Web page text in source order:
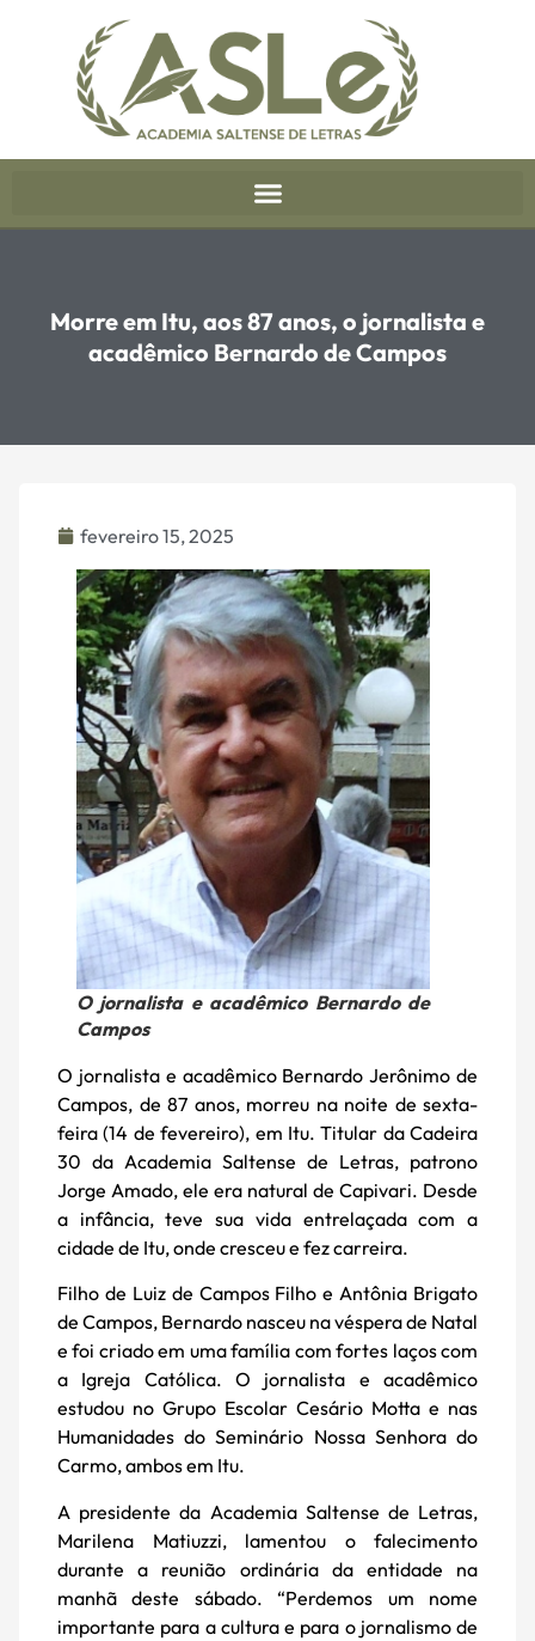
Morre em Itu, aos 87 anos, o jornalista e
acadêmico Bernardo de Campos
fevereiro 15, 2025
O jornalista e acadêmico Bernardo de
Campos
O jornalista e acadêmico Bernardo Jerônimo de
Campos, de 87 anos, morreu na noite de sexta-
feira (14 de fevereiro), em Itu. Titular da Cadeira
30 da Academia Saltense de Letras, patrono
Jorge Amado, ele era natural de Capivari. Desde
a infância, teve sua vida entrelaçada com a
cidade de Itu, onde cresceu e fez carreira.
Filho de Luiz de Campos Filho e Antônia Brigato
de Campos, Bernardo nasceu na véspera de Natal
e foi criado em uma família com fortes laços com
a Igreja Católica. O jornalista e acadêmico
estudou no Grupo Escolar Cesário Motta e nas
Humanidades do Seminário Nossa Senhora do
Carmo, ambos em Itu.
A presidente da Academia Saltense de Letras,
Marilena Matiuzzi, lamentou o falecimento
durante a reunião ordinária da entidade na
manhã deste sábado. “Perdemos um nome
importante para a cultura e para o jornalismo de